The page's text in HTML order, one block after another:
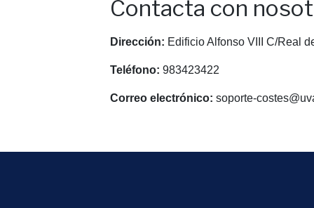
Contacta con
Dirección: Edificio Alfonso VIII C/Real
Teléfono: 983423422
Correo electrónico: soporte-